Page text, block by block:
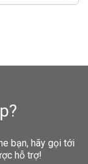
bạn, hãy gọi tới
hỗ trợ!